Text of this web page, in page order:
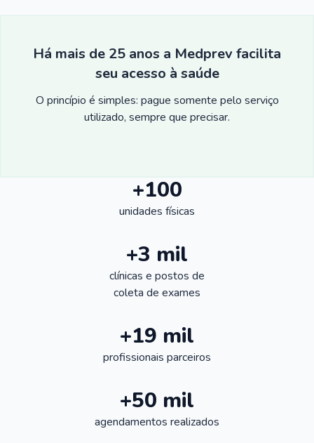
Há mais de 25 anos a Medprev facilita
seu acesso à saúde
O princípio é simples: pague somente pelo serviço
utilizado, sempre que precisar.
+100
unidades físicas
+3 mil
clínicas e postos de
coleta de exames
+19 mil
profissionais parceiros
+50 mil
agendamentos realizados